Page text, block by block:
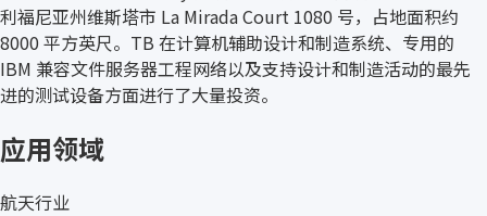
利福尼亚州维斯塔市 La Mirada Court 1080 号，占地面积约
8000 平方英尺。TB 在计算机辅助设计和制造系统、专用的
IBM 兼容文件服务器工程网络以及支持设计和制造活动的最先
进的测试设备方面进行了大量投资。
应用领域
航天行业